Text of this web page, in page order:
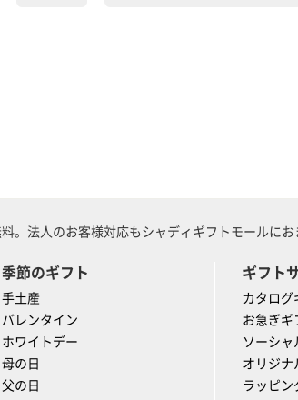
。法人のお客様対応もシャディギフトモールに
季節のギフト
手土産
バレンタイン
ホワイトデー
母の日
父の日
ギフト
カタログ
お急ぎギ
ソーシャ
オリジナ
ラッピン